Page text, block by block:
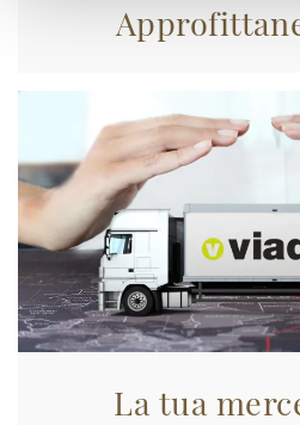
La tua